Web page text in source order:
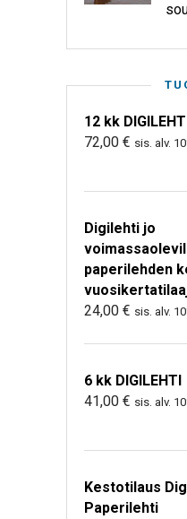
12 kk DIGILEHTI
72,00 € sis. alv.
Digilehti jo
paperilehden
24,00 € sis. alv.
6 kk DIGILEHTI
41,00 € sis. alv.
Kestotilaus
Paperilehti